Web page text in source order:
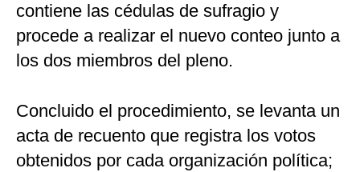
contiene las cédulas de sufragio y
procede a realizar el nuevo conteo junto a
los dos miembros del pleno.
Concluido el procedimiento, se levanta un
acta de recuento que registra los votos
obtenidos por cada organización política;